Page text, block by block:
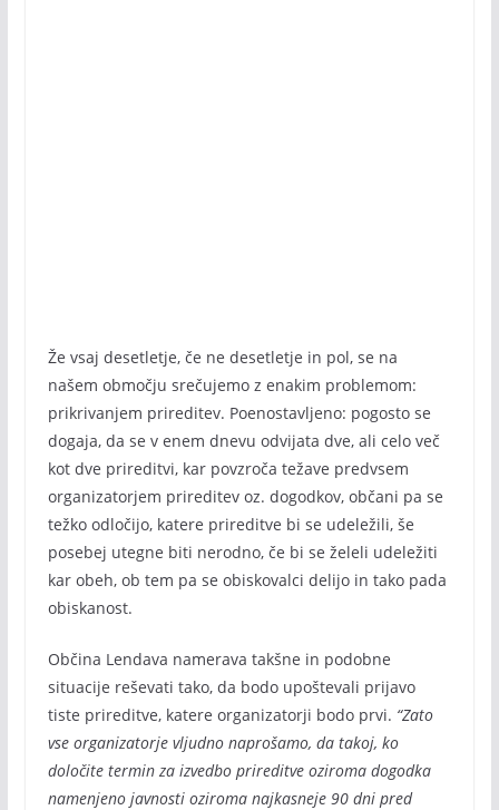
Že vsaj desetletje, če ne desetletje in pol, se na
našem območju srečujemo z enakim problemom:
prikrivanjem prireditev. Poenostavljeno: pogosto se
dogaja, da se v enem dnevu odvijata dve, ali celo več
kot dve prireditvi, kar povzroča težave predvsem
organizatorjem prireditev oz. dogodkov, občani pa se
težko odločijo, katere prireditve bi se udeležili, še
posebej utegne biti nerodno, če bi se želeli udeležiti
kar obeh, ob tem pa se obiskovalci delijo in tako pada
obiskanost.
Občina Lendava namerava takšne in podobne
situacije reševati tako, da bodo upoštevali prijavo
tiste prireditve, katere organizatorji bodo prvi. “Zato
vse organizatorje vljudno naprošamo, da takoj, ko
določite termin za izvedbo prireditve oziroma dogodka
namenjeno javnosti oziroma najkasneje 90 dni pred